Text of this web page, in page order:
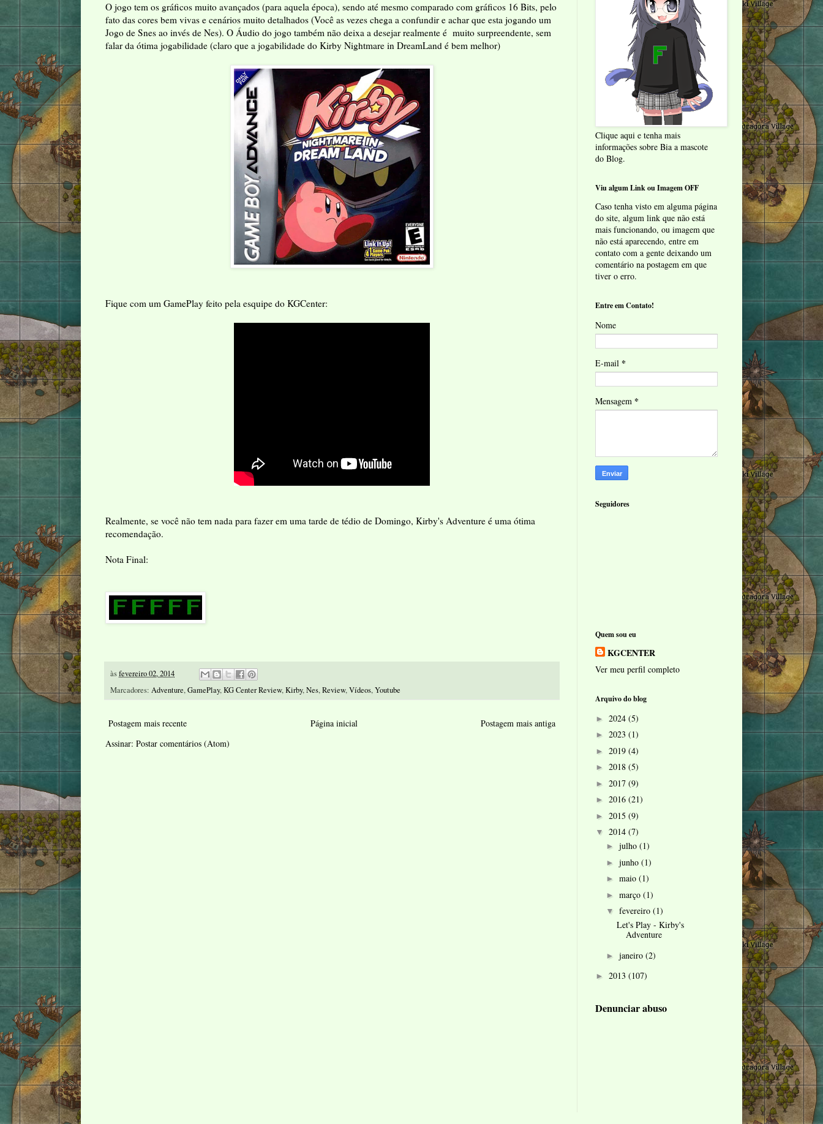
O jogo tem os gráficos muito avançados (para aquela época), sendo até mesmo comparado com gráficos 16 Bits, pelo
fato das cores bem vivas e cenários muito detalhados (Você as vezes chega a confundir e achar que esta jogando um
Jogo de Snes ao invés de Nes). O Áudio do jogo também não deixa a desejar realmente é muito surpreendente, sem
falar da ótima jogabilidade (claro que a jogabilidade do Kirby Nightmare in DreamLand é bem melhor)
Fique com um GamePlay feito pela esquipe do KGCenter:
Realmente, se você não tem nada para fazer em uma tarde de tédio de Domingo, Kirby's Adventure é uma ótima
recomendação.
Nota Final:
àsfevereiro 02, 2014
Marcadores: Adventure,GamePlay,KG Center Review,Kirby,Nes,Review,Vídeos,Youtube
Postagem mais recente Postagem mais antiga
Página inicial
Assinar: Postar comentários (Atom)
Clique aqui e tenha mais
informações sobre Bia a mascote
do Blog.
Viu algum Link ou Imagem OFF
Caso tenha visto em alguma página
do site, algum link que não está
mais funcionando, ou imagem que
não está aparecendo, entre em
contato com a gente deixando um
comentário na postagem em que
tiver o erro.
Entre em Contato!
Nome
E-mail *
Mensagem *
Seguidores
Quem sou eu
KGCENTER
Ver meu perfil completo
Arquivo do blog
► 2024 (5)
► 2023 (1)
► 2019 (4)
► 2018 (5)
► 2017 (9)
► 2016 (21)
► 2015 (9)
▼ 2014 (7)
► julho (1)
► junho (1)
► maio (1)
► março (1)
▼ fevereiro (1)
Let's Play - Kirby's
Adventure
► janeiro (2)
► 2013 (107)
Denunciar abuso